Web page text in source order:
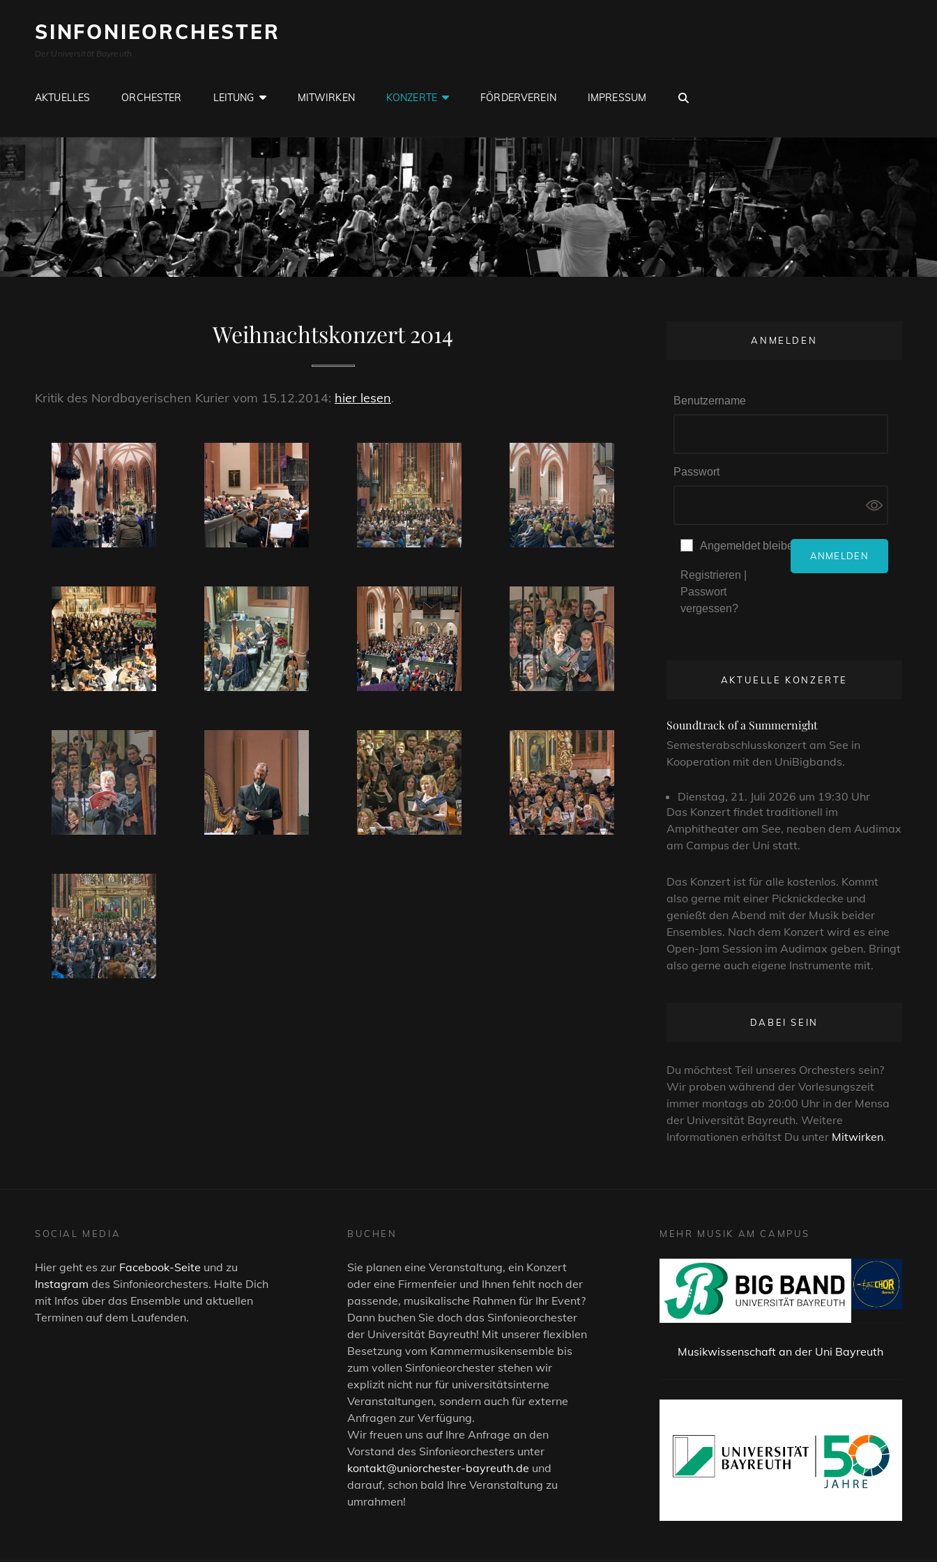
SINFONIEORCHESTER
Der Universität Bayreuth
AKTUELLES ORCHESTER LEITUNG MITWIRKEN KONZERTE FÖRDERVEREIN IMPRESSUM
Weihnachtskonzert 2014
Kritik des Nordbayerischen Kurier vom 15.12.2014: hier lesen.
ANMELDEN
Benutzername
Passwort
Angemeldet bleiben
Registrieren
Passwort
vergessen?
AKTUELLE KONZERTE
Soundtrack of a Summernight
Semesterabschlusskonzert am See in
Kooperation mit den UniBigbands.
Dienstag, 21. Juli 2026 um 19:30 Uhr
Das Konzert findet traditionell im
Amphitheater am See, neaben dem Audimax
am Campus der Uni statt.
Das Konzert ist für alle kostenlos. Kommt
also gerne mit einer Picknickdecke und
genießt den Abend mit der Musik beider
Ensembles. Nach dem Konzert wird es eine
Open-Jam Session im Audimax geben. Bringt
also gerne auch eigene Instrumente mit.
DABEI SEIN
Du möchtest Teil unseres Orchesters sein?
Wir proben während der Vorlesungszeit
immer montags ab 20:00 Uhr in der Mensa
der Universität Bayreuth. Weitere
Informationen erhältst Du unter Mitwirken.
SOCIAL MEDIA
Hier geht es zur Facebook-Seite und zu
Instagram des Sinfonieorchesters. Halte Dich
mit Infos über das Ensemble und aktuellen
Terminen auf dem Laufenden.
BUCHEN
Sie planen eine Veranstaltung, ein Konzert
oder eine Firmenfeier und Ihnen fehlt noch der
passende, musikalische Rahmen für Ihr Event?
Dann buchen Sie doch das Sinfonieorchester
der Universität Bayreuth! Mit unserer flexiblen
Besetzung vom Kammermusikensemble bis
zum vollen Sinfonieorchester stehen wir
explizit nicht nur für universitätsinterne
Veranstaltungen, sondern auch für externe
Anfragen zur Verfügung.
Wir freuen uns auf Ihre Anfrage an den
Vorstand des Sinfonieorchesters unter
kontakt@uniorchester-bayreuth.de und
darauf, schon bald Ihre Veranstaltung zu
umrahmen!
MEHR MUSIK AM CAMPUS
Musikwissenschaft an der Uni Bayreuth